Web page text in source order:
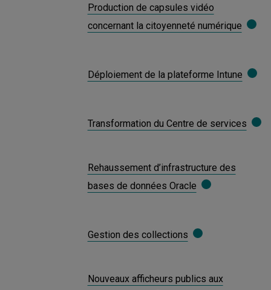
Production de capsules vidéo
concernant la citoyenneté numérique
Déploiement de la plateforme Intune
Transformation du Centre de services
Rehaussement d’infrastructure des
bases de données Oracle
Gestion des collections
Nouveaux afficheurs publics aux